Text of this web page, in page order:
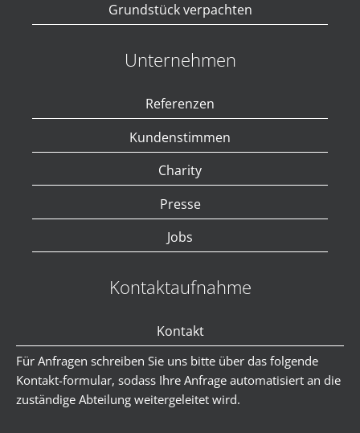
Grundstück verpachten
Unternehmen
Referenzen
Kundenstimmen
Charity
Presse
Jobs
Kontaktaufnahme
Kontakt
Für Anfragen schreiben Sie uns bitte über das folgende
Kontakt-formular, sodass Ihre Anfrage automatisiert an die
zuständige Abteilung weitergeleitet wird.